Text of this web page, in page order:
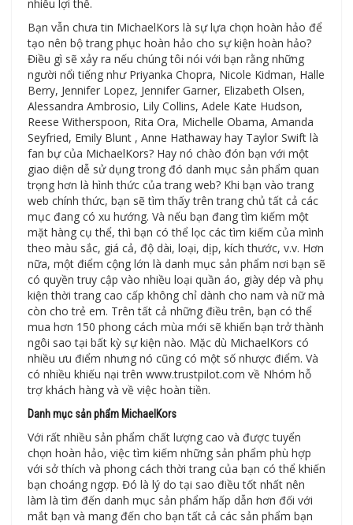
nhiều lợi thế.
Bạn vẫn chưa tin MichaelKors là sự lựa chọn hoàn hảo để
tạo nên bộ trang phục hoàn hảo cho sự kiện hoàn hảo?
Điều gì sẽ xảy ra nếu chúng tôi nói với bạn rằng những
người nổi tiếng như Priyanka Chopra, Nicole Kidman, Halle
Berry, Jennifer Lopez, Jennifer Garner, Elizabeth Olsen,
Alessandra Ambrosio, Lily Collins, Adele Kate Hudson,
Reese Witherspoon, Rita Ora, Michelle Obama, Amanda
Seyfried, Emily Blunt , Anne Hathaway hay Taylor Swift là
fan bự của MichaelKors? Hay nó chào đón bạn với một
giao diện dễ sử dụng trong đó danh mục sản phẩm quan
trọng hơn là hình thức của trang web? Khi bạn vào trang
web chính thức, bạn sẽ tìm thấy trên trang chủ tất cả các
mục đang có xu hướng. Và nếu bạn đang tìm kiếm một
mặt hàng cụ thể, thì bạn có thể lọc các tìm kiếm của mình
theo màu sắc, giá cả, độ dài, loại, dịp, kích thước, v.v. Hơn
nữa, một điểm cộng lớn là danh mục sản phẩm nơi bạn sẽ
có quyền truy cập vào nhiều loại quần áo, giày dép và phụ
kiện thời trang cao cấp không chỉ dành cho nam và nữ mà
còn cho trẻ em. Trên tất cả những điều trên, bạn có thể
mua hơn 150 phong cách mùa mới sẽ khiến bạn trở thành
ngôi sao tại bất kỳ sự kiện nào. Mặc dù MichaelKors có
nhiều ưu điểm nhưng nó cũng có một số nhược điểm. Và
có nhiều khiếu nại trên www.trustpilot.com về Nhóm hỗ
trợ khách hàng và về việc hoàn tiền.
Danh mục sản phẩm MichaelKors
Với rất nhiều sản phẩm chất lượng cao và được tuyển
chọn hoàn hảo, việc tìm kiếm những sản phẩm phù hợp
với sở thích và phong cách thời trang của bạn có thể khiến
bạn choáng ngợp. Đó là lý do tại sao điều tốt nhất nên
làm là tìm đến danh mục sản phẩm hấp dẫn hơn đối với
mắt bạn và mang đến cho bạn tất cả các sản phẩm bạn